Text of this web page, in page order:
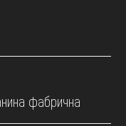
фабрична